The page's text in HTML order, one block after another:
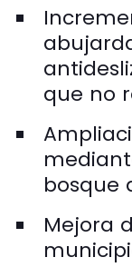
que no
bosque
Mejora